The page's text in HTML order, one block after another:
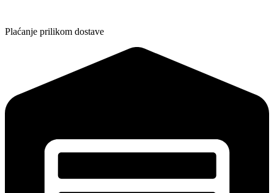
Plaćanje prilikom dostave